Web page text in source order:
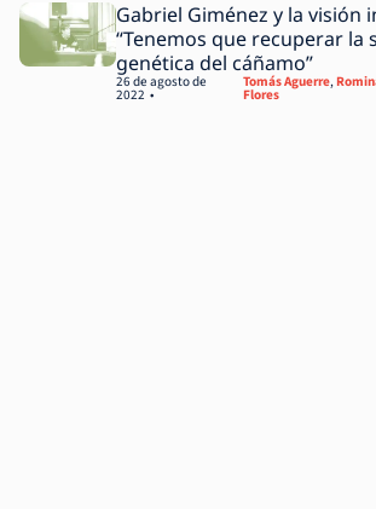
Gabriel Giménez y la visión
“Tenemos que recuperar la
genética del cáñamo”
Tomás Aguerre,
Flores
26 de agosto de
2022